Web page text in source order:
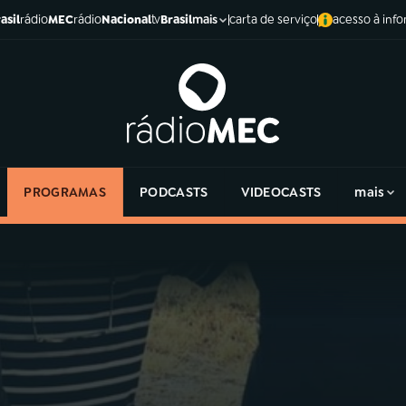
rádioMECrádioNacionaltvBrasilmais carta de serviço acesso à
PROGRAMAS PODCASTS VIDEOCASTS mais